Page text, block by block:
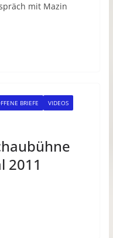
mit Mazin
BRIEFE VIDEOS
2011